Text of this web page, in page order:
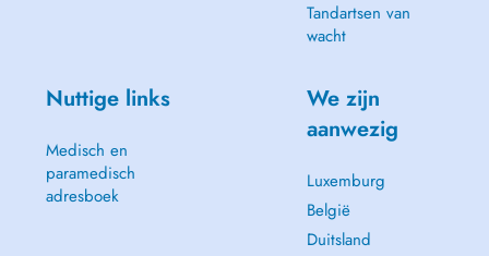
Tandartsen van
wacht
Nuttige links
Medisch en
paramedisch
adresboek
We zijn
aanwezig
Luxemburg
België
Duitsland